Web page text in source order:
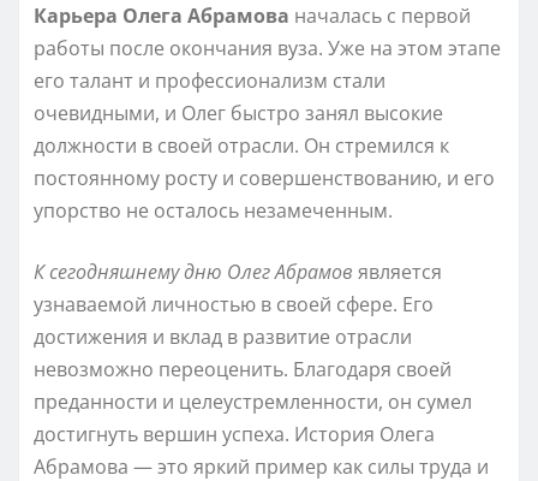
Карьера Олега Абрамова началась с первой
работы после окончания вуза. Уже на этом этапе
его талант и профессионализм стали
очевидными, и Олег быстро занял высокие
должности в своей отрасли. Он стремился к
постоянному росту и совершенствованию, и его
упорство не осталось незамеченным.
К сегодняшнему дню Олег Абрамов является
узнаваемой личностью в своей сфере. Его
достижения и вклад в развитие отрасли
невозможно переоценить. Благодаря своей
преданности и целеустремленности, он сумел
достигнуть вершин успеха. История Олега
Абрамова — это яркий пример как силы труда и